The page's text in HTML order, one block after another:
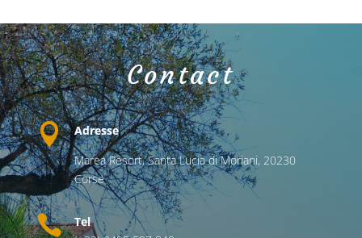
Contact

Adresse
Marea Resort,Santa Lucia di Moriani, 20230
Corse

Tel